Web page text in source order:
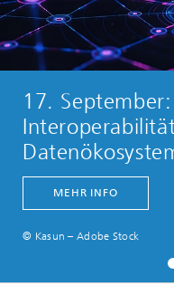
17. September:
MEHR INFO
© Kasun – Adobe Stock